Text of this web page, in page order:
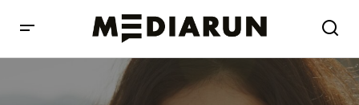
Rimmel angażuje w social media